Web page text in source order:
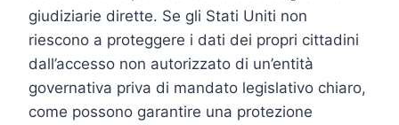
giudiziarie dirette. Se gli Stati Uniti non
riescono a proteggere i dati dei propri cittadini
dall’accesso non autorizzato di un’entità
governativa priva di mandato legislativo chiaro,
come possono garantire una protezione